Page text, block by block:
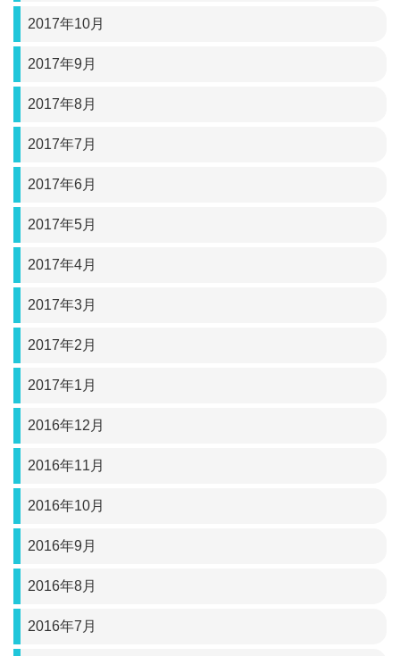
2017年10月
2017年9月
2017年8月
2017年7月
2017年6月
2017年5月
2017年4月
2017年3月
2017年2月
2017年1月
2016年12月
2016年11月
2016年10月
2016年9月
2016年8月
2016年7月